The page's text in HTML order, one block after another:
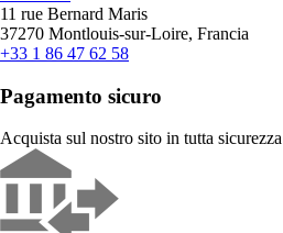
11 rue Bernard Maris
37270 Montlouis-sur-Loire, Francia
+33 1 86 47 62 58
Pagamento sicuro
Acquista sul nostro sito in tutta sicurezza